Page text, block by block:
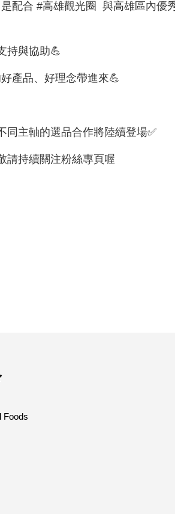
配合 #高雄觀光圈 與高雄區內優
持與協助💪
產品、好理念帶進來💪
同主軸的選品合作將陸續登場✅
請持續關注粉絲專頁喔
Foods